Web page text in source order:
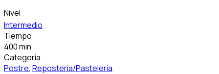
Nivel
Intermedio
Tiempo
400 min
Categoría
Postre, Repostería/Pastelería